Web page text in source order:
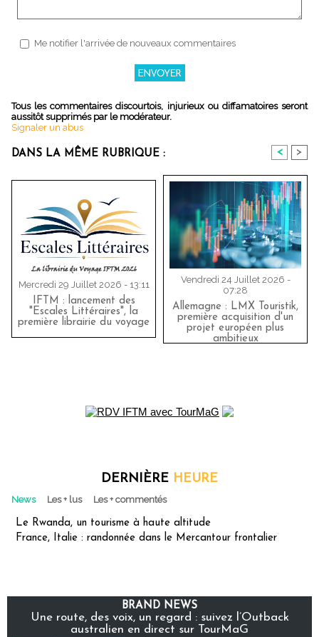
Me notifier l'arrivée de nouveaux commentaires
Tous les commentaires discourtois, injurieux ou diffamatoires seront
aussitôt supprimés par le modérateur.
Signaler un abus
DANS LA MÊME RUBRIQUE : < >
Mercredi 29 Juillet 2026 - 13:11
IFTM : lancement des
"Escales Littéraires", la
première librairie du voyage
Vendredi 24 Juillet 2026 -
07:28
Allemagne : LMX Touristik,
première acquisition d'un
projet européen plus
ambitieux
DERNIÈRE HEURE
News Les + lus Les + commentés
Le Rwanda, un tourisme à haute altitude
France, Italie : randonnée dans le Mercantour frontalier
BRAND NEWS
Une route, des voix, un regard : suivez l’Outback
australien en direct sur TourMaG